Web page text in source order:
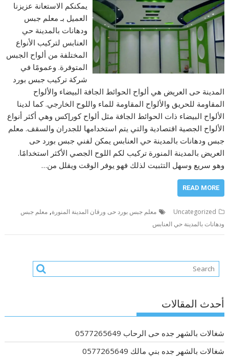
يمكنكم الاستعانة عزيزنا
العميل بـ معلم جبس
ودهانات بالمدينة حي
العنابس لتركيب الأنواع
المختلفة من ألواح الجبس
المتوفرة. وعمومًا في
شركة تركيب جبس بورد
المدينة حى العريض هي ألواح الحوائط الجافة البيضاء والألواح
المقاومة للحريق والألواح المقاومة للماء واللوح الخارجي. كما لدينا
الألواح البيضاء ذات الحوائط الجافة مثل ألواح كورإكس وهي أكثر أنواع
الألواح الجصية اقتصادية والتي يتم استخدامها للجدران والسقف. معلم
جبس ودهانات بالمدينة حي العنابس يمكن لفني جبس بورد حى
العريض بالمدينة المنورة تركيب لكم اللوح الجصي الأكثر استخدامًا.
وهو سريع وسهل التثبيت لذلك فهو يوفر الوقت ويقلل من…
READ MORE
Uncategorized معلم جبس بورد حى ورقان المدينة المنورة,معلم جبس
ودهانات بالمدينة حي العنابس
أحدث المقالات
شغالات بالشهر جده حى الرحاب 0577265649
شغالات بالشهر جده بني مالك 0577265649